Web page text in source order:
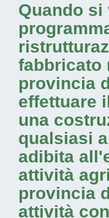
Quando si
fabbricato
provincia
effettuare
una
qualsiasi
adibita
attività
provincia
attività